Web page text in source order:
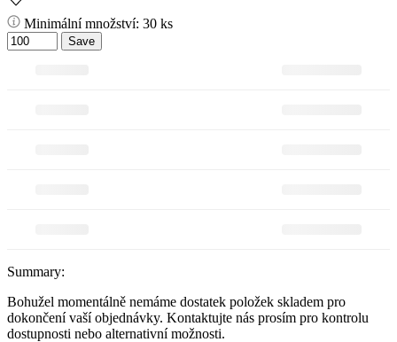
Minimální množství: 30 ks
Save
Summary:
Bohužel momentálně nemáme dostatek položek skladem pro
dokončení vaší objednávky. Kontaktujte nás prosím pro kontrolu
dostupnosti nebo alternativní možnosti.